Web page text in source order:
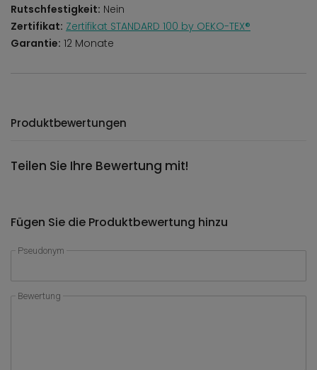
Rutschfestigkeit: Nein
Zertifikat: Zertifikat STANDARD 100 by OEKO-TEX®
Garantie: 12 Monate
Produktbewertungen
Teilen Sie Ihre Bewertung mit!
Fügen Sie die Produktbewertung hinzu
Pseudonym
Bewertung